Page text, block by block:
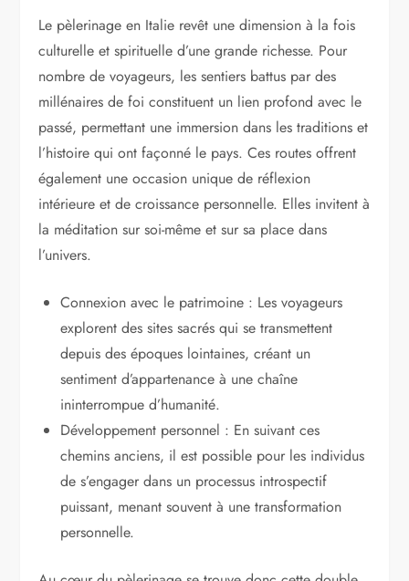
Le pèlerinage en Italie revêt une dimension à la fois
culturelle et spirituelle d’une grande richesse. Pour
nombre de voyageurs, les sentiers battus par des
millénaires de foi constituent un lien profond avec le
passé, permettant une immersion dans les traditions et
l’histoire qui ont façonné le pays. Ces routes offrent
également une occasion unique de réflexion
intérieure et de croissance personnelle. Elles invitent à
la méditation sur soi-même et sur sa place dans
l’univers.
Connexion avec le patrimoine : Les voyageurs
explorent des sites sacrés qui se transmettent
depuis des époques lointaines, créant un
sentiment d’appartenance à une chaîne
ininterrompue d’humanité.
Développement personnel : En suivant ces
chemins anciens, il est possible pour les individus
de s’engager dans un processus introspectif
puissant, menant souvent à une transformation
personnelle.